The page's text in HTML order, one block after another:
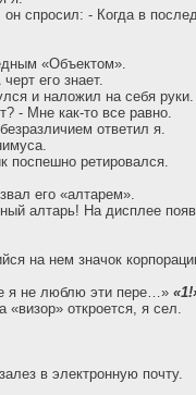
спросил: - Когда в
«Объектом».
его знает.
и наложил на себя руки.
- Мне как-то все равно.
ответил я.
поспешно ретировался.
его «алтарем».
алтарь! На дисплее
на нем значок
я не люблю эти пере…»
откроется, я сел.
в электронную почту.